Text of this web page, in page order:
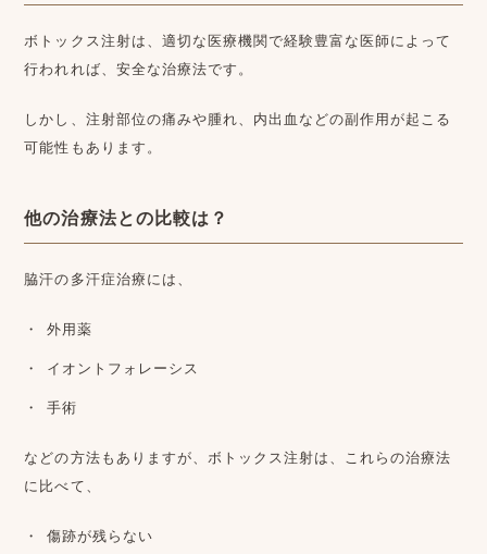
ボトックス注射は、適切な医療機関で経験豊富な医師によって
行われれば、安全な治療法です。
しかし、注射部位の痛みや腫れ、内出血などの副作用が起こる
可能性もあります。
他の治療法との比較は？
脇汗の多汗症治療には、
外用薬
イオントフォレーシス
手術
などの方法もありますが、ボトックス注射は、これらの治療法
に比べて、
傷跡が残らない